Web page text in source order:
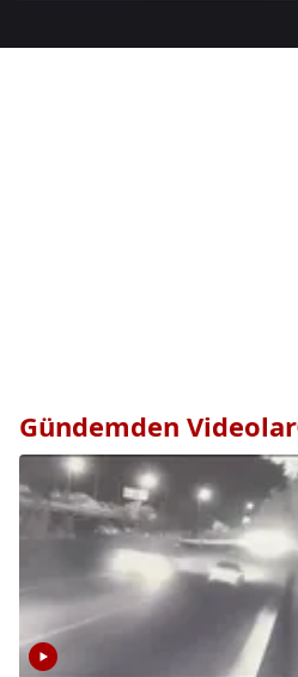
Gündemden Videolar